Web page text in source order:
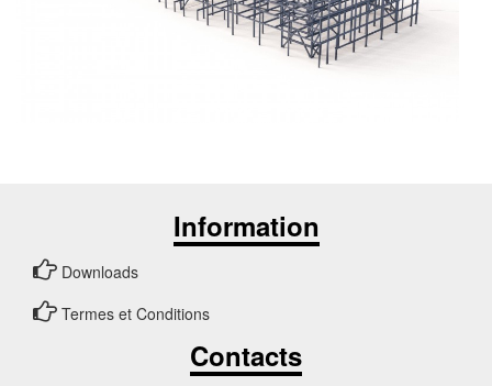
Information
Downloads
Termes et Conditions
Contacts